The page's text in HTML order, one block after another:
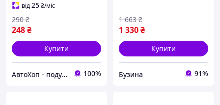
від25₴/міс
248₴
290 ₴
Купити
АвтоХоп - подушки на підголовники, автоаксесуари 100%
1 330₴
1 663 ₴
Купити
Бузина 91%